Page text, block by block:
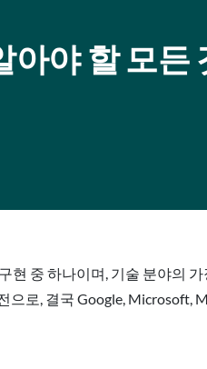
야 할 모든
중 하나이며, 기술 분야의
로, 결국 Google, Microsoft,